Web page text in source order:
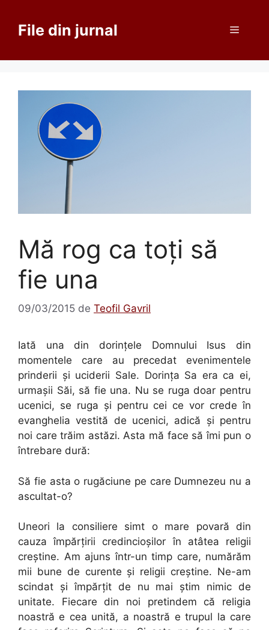
conținutFile din jurnal Meniu
Mă rog ca toţi să
fie una
09/03/2015 de Teofil Gavril
Iată una din dorințele Domnului Isus din
momentele care au precedat evenimentele
prinderii și uciderii Sale. Dorința Sa era ca ei,
urmașii Săi, să fie una. Nu se ruga doar pentru
ucenici, se ruga și pentru cei ce vor crede în
evanghelia vestită de ucenici, adică și pentru
noi care trăim astăzi. Asta mă face să îmi pun o
întrebare dură:
Să fie asta o rugăciune pe care Dumnezeu nu a
ascultat-o?
Uneori la consiliere simt o mare povară din
cauza împărțirii credincioșilor în atâtea religii
creștine. Am ajuns într-un timp care, numărăm
mii bune de curente și religii creștine. Ne-am
scindat și împărțit de nu mai știm nimic de
unitate. Fiecare din noi pretindem că religia
noastră e cea unită, a noastră e trupul la care